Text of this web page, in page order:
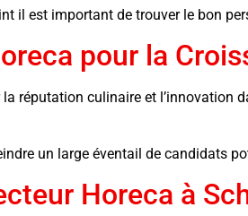
il est important de trouver le bon
pour la
réputation culinaire et
un large éventail de candidats
Horeca à